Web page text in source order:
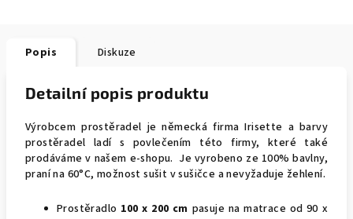
Popis Diskuze
Detailní popis produktu
Výrobcem prostěradel je německá firma Irisette a barvy
prostěradel ladí s povlečením této firmy, které také
prodáváme v našem e-shopu. Je vyrobeno ze 100% bavlny,
praní na 60°C, možnost sušit v sušičce a nevyžaduje žehlení.
Prostěradlo 100 x 200 cm pasuje na matrace od 90 x